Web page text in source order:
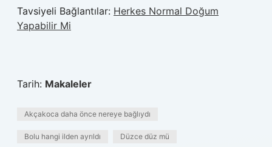
Tavsiyeli Bağlantılar: Herkes Normal Doğum
Yapabilir Mi
Tarih: Makaleler
Akçakoca daha önce nereye bağlıydı
Bolu hangi ilden ayrıldı Düzce düz mü